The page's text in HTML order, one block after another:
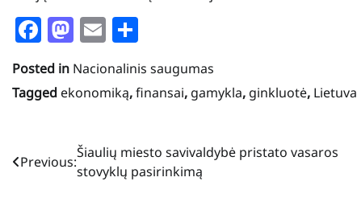
Facebook
Mastodon
Email
Posted in Nacionalinis saugumas
Tagged ekonomiką,finansai, gamykla, ginkluotė, Lietuva
Navigacija
Previous:
Šiaulių miesto savivaldybė pristato vasaros
stovyklų pasirinkimą